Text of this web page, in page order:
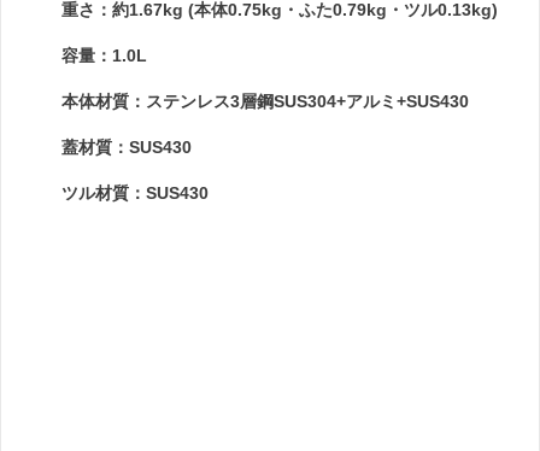
重さ：約1.67kg (本体0.75kg・ふた0.79kg・ツル0.13kg)
容量：1.0L
本体材質：ステンレス3層鋼SUS304+アルミ+SUS430
蓋材質：SUS430
ツル材質：SUS430